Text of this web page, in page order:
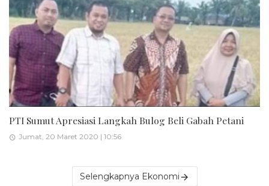
PTI Sumut Apresiasi Langkah Bulog Beli Gabah Petani
Jumat, 20 Maret 2020 | 10:56
Selengkapnya Ekonomi